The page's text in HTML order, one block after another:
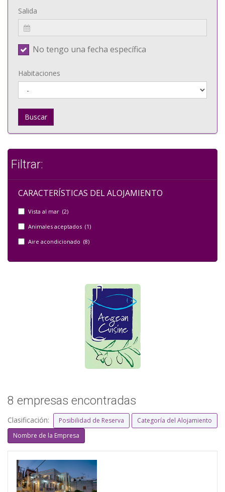
Salida
No tengo una fecha específica
Habitaciones
Buscar
Filtrar:
CARACTERÍSTICAS DEL ALOJAMIENTO
Vista al mar (2)
Animales aceptados (1)
Aire acondicionado (8)
8 empresas encontradas
Clasificación: Posibilidad de Reserva
Categoría del Alojamiento
Nombre de la Empresa